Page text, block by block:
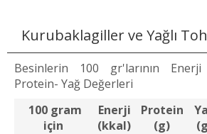
Kurubaklagiller ve Yağlı
Besinlerin 100 gr'larının
Protein- Yağ Değerleri
100 gram
için
Enerji
(kkal)
Protein
(g)